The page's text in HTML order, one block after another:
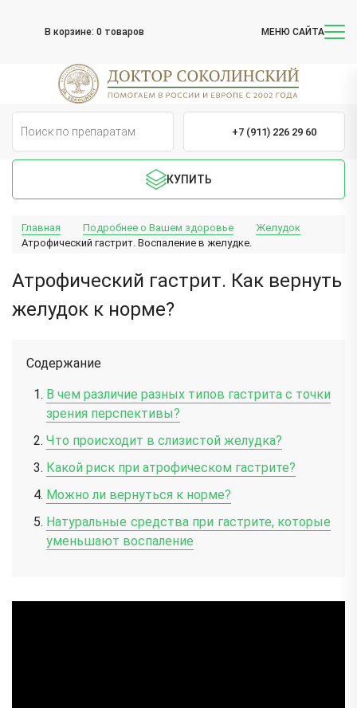
В корзине: 0 товаров МЕНЮ САЙТА
+7 (911) 226 29 60
КУПИТЬ
Главная Подробнее о Вашем здоровье
Желудок
Атрофический гастрит. Воспаление в желудке.
Атрофический гастрит. Как вернуть
желудок к норме?
Содержание
В чем различие разных типов гастрита с точки
зрения перспективы?
Что происходит в слизистой желудка?
Какой риск при атрофическом гастрите?
Можно ли вернуться к норме?
Натуральные средства при гастрите, которые
уменьшают воспаление